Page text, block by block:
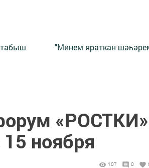
"Минем яраткан
«РОСТКИ»
ноября
107 0